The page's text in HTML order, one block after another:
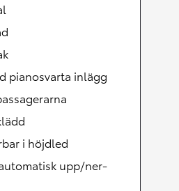
pianosvarta inlägg
i höjdled
upp/ner-